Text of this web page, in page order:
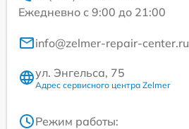
Ежедневно с 9:00 до 21:00
info@zelmer-repair-center.ru
ул. Энгельса, 75
Адрес сервисного центра Zelmer
Режим работы: